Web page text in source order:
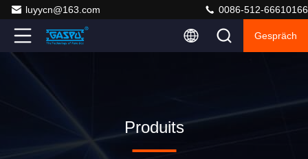
luyycn@163.com 0086-512-66610166
Gespräch
Produits